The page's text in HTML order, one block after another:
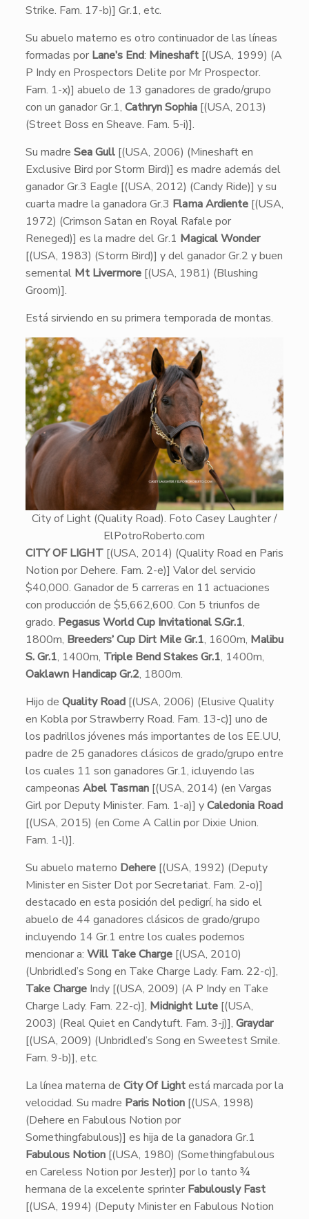
Strike. Fam. 17-b)] Gr.1, etc.
Su abuelo materno es otro continuador de las líneas
formadas por Lane’s End: Mineshaft[(USA, 1999) (A
P Indy en Prospectors Delite por Mr Prospector.
Fam. 1-x)] abuelo de 13 ganadores de grado/grupo
con un ganador Gr.1, Cathryn Sophia[(USA, 2013)
(Street Boss en Sheave. Fam. 5-i)].
Su madre Sea Gull[(USA, 2006) (Mineshaft en
Exclusive Bird por Storm Bird)] es madre además del
ganador Gr.3 Eagle [(USA, 2012) (Candy Ride)] y su
cuarta madre la ganadora Gr.3 Flama Ardiente[(USA,
1972) (Crimson Satan en Royal Rafale por
Reneged)] es la madre del Gr.1 Magical Wonder
[(USA, 1983) (Storm Bird)] y del ganador Gr.2 y buen
semental Mt Livermore[(USA, 1981) (Blushing
Groom)].
Está sirviendo en su primera temporada de montas.
City of Light (Quality Road). Foto Casey Laughter /
ElPotroRoberto.com
CITY OF LIGHT[(USA, 2014) (Quality Road en Paris
Notion por Dehere. Fam. 2-e)] Valor del servicio
$40,000. Ganador de 5 carreras en 11 actuaciones
con producción de $5,662,600. Con 5 triunfos de
grado. Pegasus World Cup Invitational S.Gr.1,
1800m, Breeders’ Cup Dirt Mile Gr.1, 1600m, Malibu
S. Gr.1, 1400m, Triple Bend Stakes Gr.1, 1400m,
Oaklawn Handicap Gr.2, 1800m.
Hijo de Quality Road[(USA, 2006) (Elusive Quality
en Kobla por Strawberry Road. Fam. 13-c)] uno de
los padrillos jóvenes más importantes de los EE.UU,
padre de 25 ganadores clásicos de grado/grupo entre
los cuales 11 son ganadores Gr.1, icluyendo las
campeonas Abel Tasman[(USA, 2014) (en Vargas
Girl por Deputy Minister. Fam. 1-a)] yCaledonia Road
[(USA, 2015) (en Come A Callin por Dixie Union.
Fam. 1-l)].
Su abuelo materno Dehere[(USA, 1992) (Deputy
Minister en Sister Dot por Secretariat. Fam. 2-o)]
destacado en esta posición del pedigrí, ha sido el
abuelo de 44 ganadores clásicos de grado/grupo
incluyendo 14 Gr.1 entre los cuales podemos
mencionar a: Will Take Charge[(USA, 2010)
(Unbridled’s Song en Take Charge Lady. Fam. 22-c)],
Take ChargeIndy [(USA, 2009) (A P Indy en Take
Charge Lady. Fam. 22-c)], Midnight Lute[(USA,
2003) (Real Quiet en Candytuft. Fam. 3-j)], Graydar
[(USA, 2009) (Unbridled’s Song en Sweetest Smile.
Fam. 9-b)], etc.
La línea materna de City Of Lightestá marcada por la
velocidad. Su madre Paris Notion[(USA, 1998)
(Dehere en Fabulous Notion por
Somethingfabulous)] es hija de la ganadora Gr.1
Fabulous Notion[(USA, 1980) (Somethingfabulous
en Careless Notion por Jester)] por lo tanto ¾
hermana de la excelente sprinter Fabulously Fast
[(USA, 1994) (Deputy Minister en Fabulous Notion